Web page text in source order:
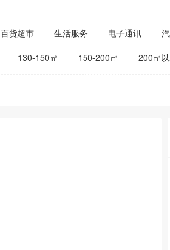
百货超市 生活服务 电子通讯
130-150㎡ 150-200㎡ 200㎡